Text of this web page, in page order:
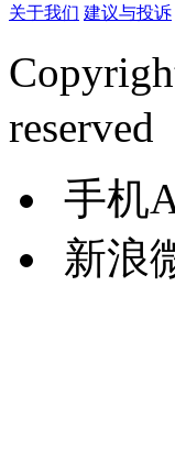
关于我们 建议与投诉
reserved
手机
新浪